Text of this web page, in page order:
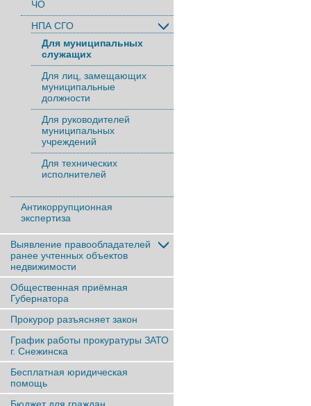
ЧО
НПА СГО
Для муниципальных
служащих
Для лиц, замещающих
муниципальные
должности
Для руководителей
муниципальных
учреждений
Для технических
исполнителей
Антикоррупционная
экспертиза
Выявление правообладателей
ранее учтенныx объектов
недвижимости
Общественная приёмная
Губернатора
Прокурор разъясняет закон
График работы прокуратуры ЗАТО
г. Снежинска
Бесплатная юридическая
помощь